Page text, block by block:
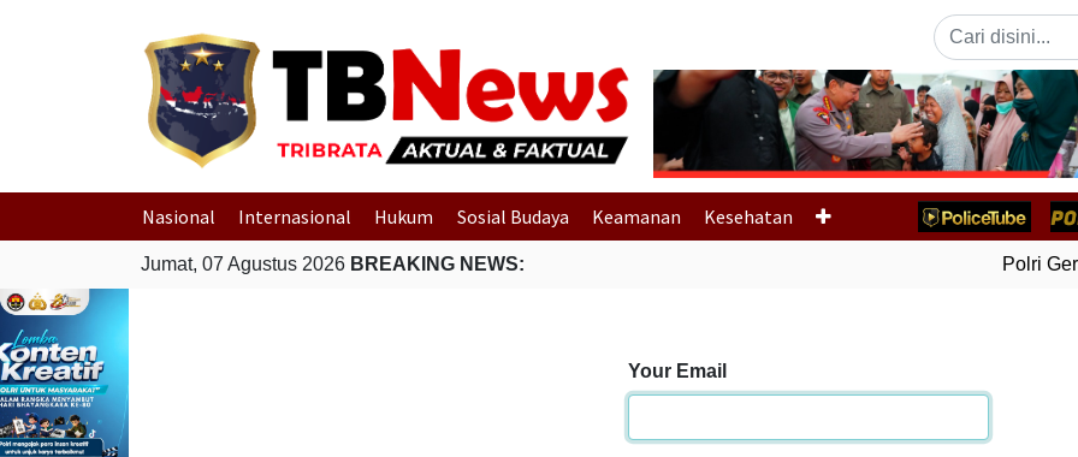
Previous
Nasional Internasional Hukum Sosial Budaya Keamanan Kesehatan
Jumat, 07 Agustus 2026 BREAKING NEWS: Polri
Your Email